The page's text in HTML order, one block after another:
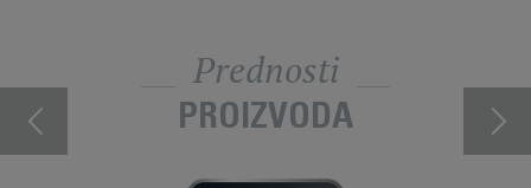
Prednosti
PROIZVODA